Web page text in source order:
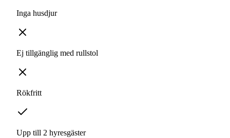
Inga husdjur
Ej tillgänglig med rullstol
Rökfritt
Upp till 2 hyresgäster